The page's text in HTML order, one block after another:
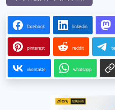
facebook linkedin
pinterest reddit
vkontakte whatsapp